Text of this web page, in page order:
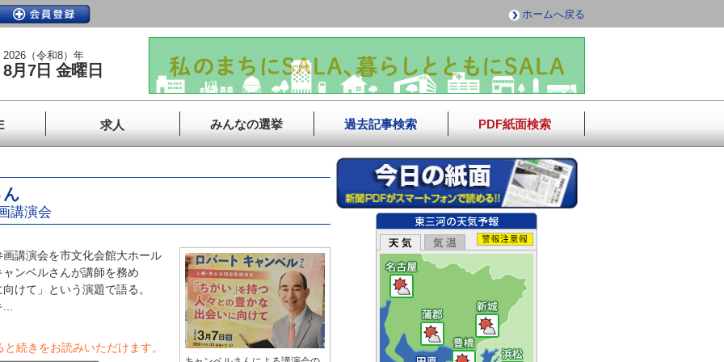
ホームへ戻る
2026（令和8）年
8月7日 金曜日
求人 みんなの選挙 過去記事検索 PDF紙面検索
講演会
講演会を市文化会館大ホール
ンベルさんが講師を務め
向けて」という演題で語る。
続きをお読みいただけます。